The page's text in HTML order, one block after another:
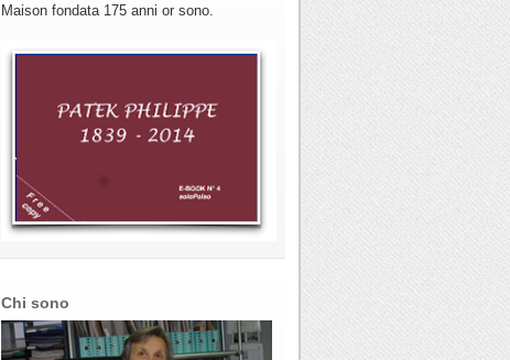
Maison fondata 175 anni or sono.
Chi sono